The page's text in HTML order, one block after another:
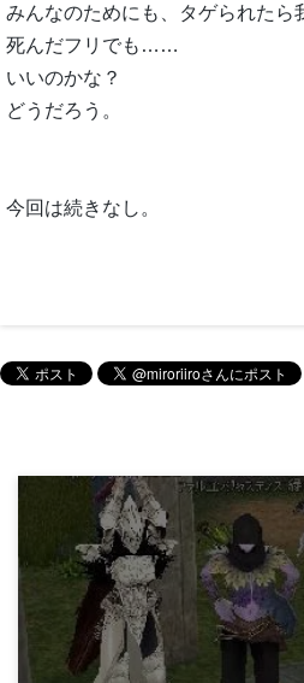
みんなのためにも、タゲられたら
死んだフリでも……
いいのかな？
どうだろう。
今回は続きなし。